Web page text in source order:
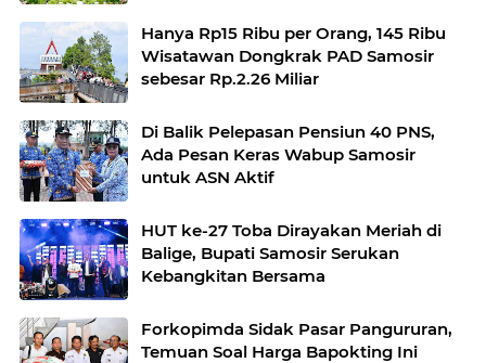
Hanya Rp15 Ribu per Orang, 145 Ribu
Wisatawan Dongkrak PAD Samosir
sebesar Rp.2.26 Miliar
Di Balik Pelepasan Pensiun 40 PNS,
Ada Pesan Keras Wabup Samosir
untuk ASN Aktif
HUT ke-27 Toba Dirayakan Meriah di
Balige, Bupati Samosir Serukan
Kebangkitan Bersama
Forkopimda Sidak Pasar Pangururan,
Temuan Soal Harga Bapokting Ini